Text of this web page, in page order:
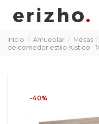
Inicio Amueblar Mesas
de comedor estilo rústico -
-40%